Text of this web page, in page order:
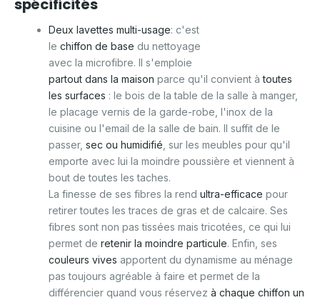
spécificités
Deux lavettes multi-usage: c'est
le chiffon de base du nettoyage
avec la microfibre. Il s'emploie
partout dans la maison parce qu'il convient àtoutes
les surfaces : le bois de la table de la salle à manger,
le placage vernis de la garde-robe, l'inox de la
cuisine ou l'email de la salle de bain. Il suffit de le
passer, sec ou humidifié , sur les meubles pour qu'il
emporte avec lui la moindre poussière et viennent à
bout de toutes les taches.
La finesse de ses fibres la rend ultra-efficace pour
retirer toutes les traces de gras et de calcaire. Ses
fibres sont non pas tissées mais tricotées, ce qui lui
permet de retenir la moindre particule. Enfin, ses
couleurs vives apportent du dynamisme au ménage
pas toujours agréable à faire et permet de la
différencier quand vous réservez à chaque chiffon un